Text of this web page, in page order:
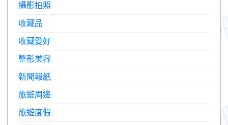
攝影拍照
收藏品
收藏愛好
整形美容
新聞報紙
旅遊周邊
旅遊度假